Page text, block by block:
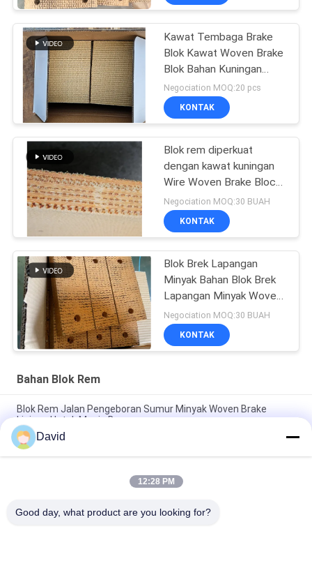
Kawat Tembaga Brake
Blok Kawat Woven Brake
Blok Bahan Kuningan
Kawat Diperkuat
Negociation MOQ:20 pcs
KONTAK
Blok rem diperkuat
dengan kawat kuningan
Wire Woven Brake Block
Material untuk sumur
minyak
Negociation MOQ:30 BUAH
KONTAK
Blok Brek Lapangan
Minyak Bahan Blok Brek
Lapangan Minyak Woven
untuk Pengeboran Pile
Driver
Negociation MOQ:30 BUAH
KONTAK
Bahan Blok Rem
Blok Rem Jalan Pengeboran Sumur Minyak Woven Brake
Linings Untuk Mesin Bor
Kampas Rem Anyaman Bebas Asbes Blok Rem Anyaman
Bantalan Rem Anyaman untuk Pengeboran Sumur Minyak
Mesin Pengeboran Woven Brake Lining Resin Brake Blocks
David
12:28 PM
Good day, what product are you looking for?